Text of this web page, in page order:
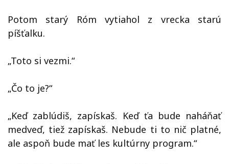
Potom starý Róm vytiahol z vrecka starú
píšťalku.
„Toto si vezmi.“
„Čo to je?“
„Keď zablúdiš, zapískaš. Keď ťa bude naháňať
medveď, tiež zapískaš. Nebude ti to nič platné,
ale aspoň bude mať les kultúrny program.“